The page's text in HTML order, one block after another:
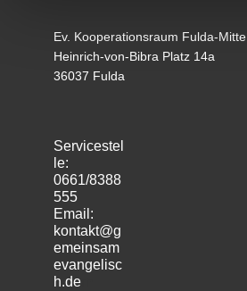
Ev. Kooperationsraum Fulda-Mitte
Heinrich-von-Bibra Platz 14a
36037 Fulda
Servicestel
le:
0661/8388
555
Email:
kontakt@g
emeinsam
evangelisc
h.de